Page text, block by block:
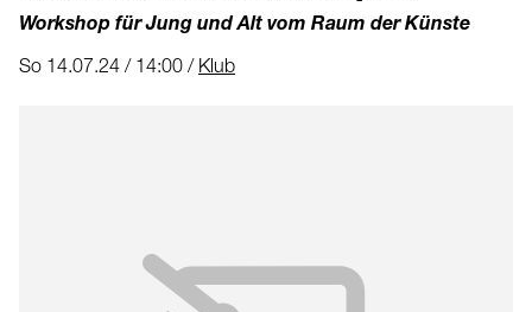
Workshop für Jung und Alt vom Raum der Künste
So 14.07.24 / 14:00 / Klub